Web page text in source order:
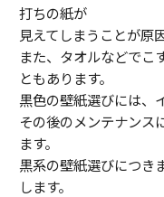
打ちの紙が
見えてしまうことが原
また、タオルなどでこ
ともあります。
黒色の壁紙選びには、
その後のメンテナンス
ます。
黒系の壁紙選びにつき
します。